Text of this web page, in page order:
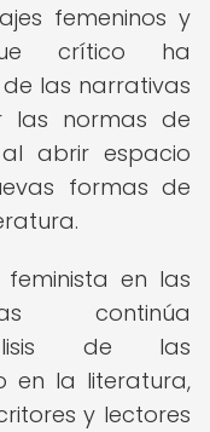
femeninos y
crítico ha
las narrativas
las normas de
abrir espacio
formas de
en las
continúa
de las
en la literatura,
y lectores